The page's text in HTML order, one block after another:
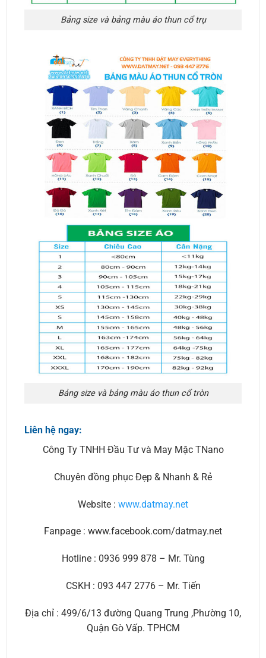
Bảng size và bảng màu áo thun cổ trụ
Bảng size và bảng màu áo thun cổ tròn
Liên hệ ngay:
Công Ty TNHH Đầu Tư và May Mặc TNano
Chuyên đồng phục Đẹp & Nhanh & Rẻ
Website : www.datmay.net
Fanpage : www.facebook.com/datmay.net
Hotline : 0936 999 878 – Mr. Tùng
CSKH : 093 447 2776 – Mr. Tiến
Địa chỉ : 499/6/13 đường Quang Trung ,Phường 10,
Quận Gò Vấp. TPHCM